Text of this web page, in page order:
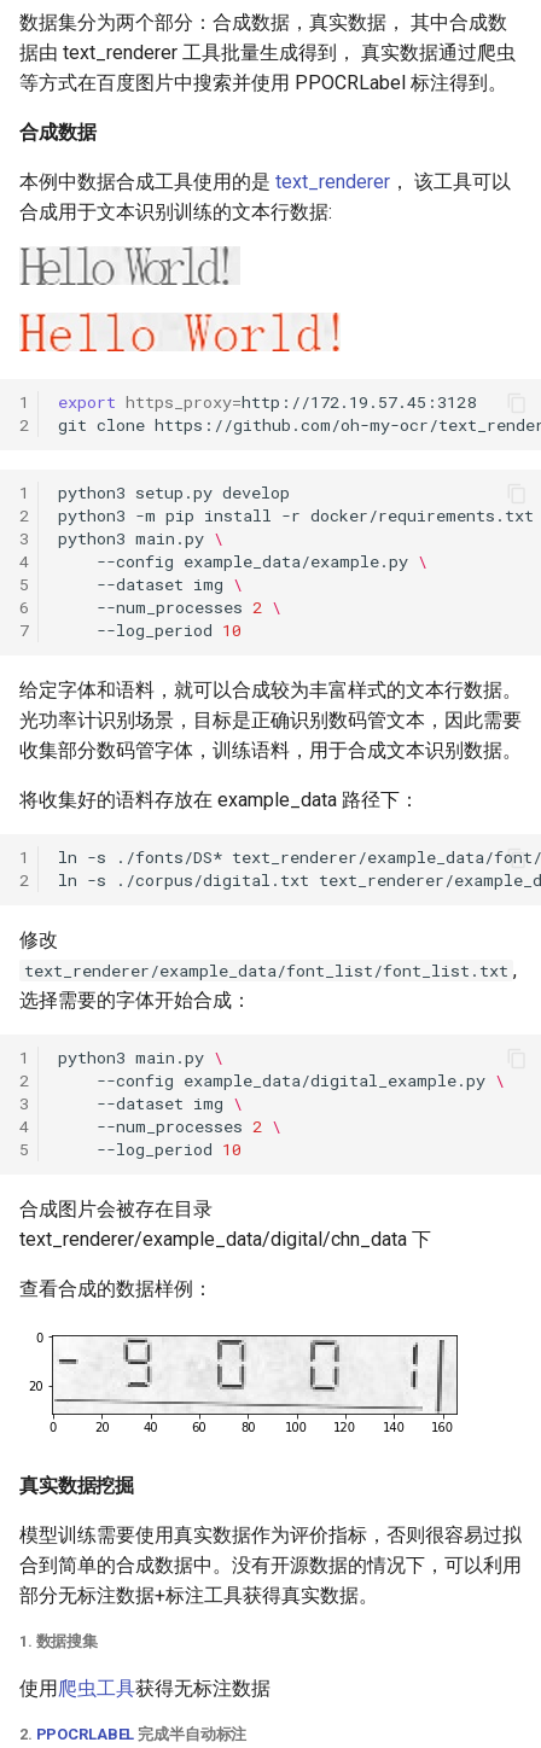
数据集分为两个部分：合成数据，真实数据， 其中合成数
据由 text_renderer 工具批量生成得到， 真实数据通过爬虫
等方式在百度图片中搜索并使用 PPOCRLabel 标注得到。
合成数据
本例中数据合成工具使用的是 text_renderer ， 该工具可以
合成用于文本识别训练的文本行数据:
1
2
export https_proxy=
git clone
1
2
3
4
5
6
7
python3 setup.py
python3 -m pip install -r
python3 main.py \
--config example_data/example.py \
--dataset img \
--num_processes 2 \
--log_period 10
给定字体和语料，就可以合成较为丰富样式的文本行数据。
光功率计识别场景，目标是正确识别数码管文本，因此需要
收集部分数码管字体，训练语料，用于合成文本识别数据。
将收集好的语料存放在 example_data 路径下：
1
2
ln -s
./fonts/DS*
ln -s ./corpus/digital.txt
修改
text_renderer/example_data/font_list/font_list.txt ,
选择需要的字体开始合成：
1
2
3
4
5
python3 main.py \
--config example_data/digital_example.py \
--dataset img \
--num_processes 2 \
--log_period 10
合成图片会被存在目录
text_renderer/example_data/digital/chn_data 下
查看合成的数据样例：
真实数据挖掘
模型训练需要使用真实数据作为评价指标，否则很容易过拟
合到简单的合成数据中。没有开源数据的情况下，可以利用
部分无标注数据+标注工具获得真实数据。
1. 数据搜集
使用爬虫工具获得无标注数据
2. PPOCRLABEL 完成半自动标注